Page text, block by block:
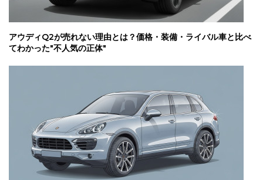
アウディQ2が売れない理由とは？価格・装備・ライバル車と比べ
てわかった"不人気の正体"